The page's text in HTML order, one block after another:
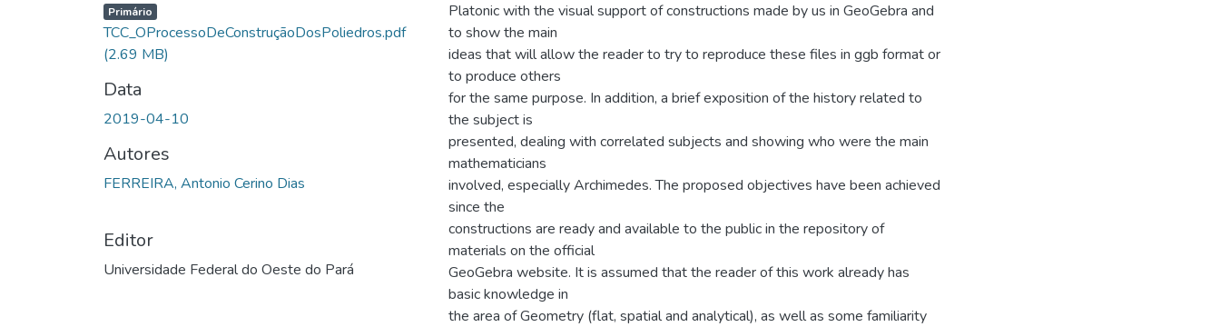
Primário
TCC_OProcessoDeConstruçãoDosPoliedros.pdf
(2.69 MB)
Data
2019-04-10
Autores
FERREIRA, Antonio Cerino Dias
Editor
Universidade Federal do Oeste do Pará
Platonic with the visual support of constructions made by us in GeoGebra and
to show the main
ideas that will allow the reader to try to reproduce these files in ggb format or
to produce others
for the same purpose. In addition, a brief exposition of the history related to
the subject is
presented, dealing with correlated subjects and showing who were the main
mathematicians
involved, especially Archimedes. The proposed objectives have been achieved
since the
constructions are ready and available to the public in the repository of
materials on the official
GeoGebra website. It is assumed that the reader of this work already has
basic knowledge in
the area of Geometry (flat, spatial and analytical), as well as some familiarity